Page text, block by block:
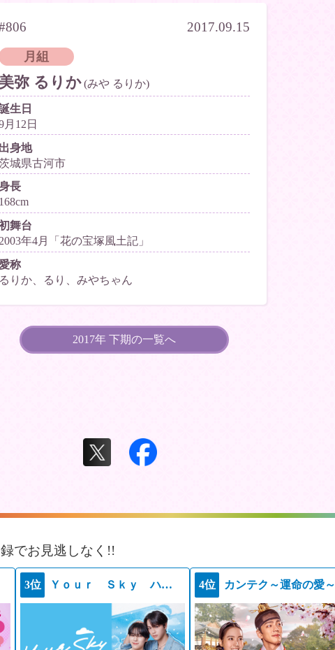
2017.09.15
月組
美弥 るりか (みや るりか)
生日
月12日
出身地
城県古河市
長
168cm
舞台
2003年4月「花の宝塚風土記」
称
るりか、るり、みやちゃん
2017年 下期の一覧へ
でお見逃しなく!!
3位 Ｙｏｕｒ Ｓｋｙ ハレのち恋 4位 カンテク～運命の愛～